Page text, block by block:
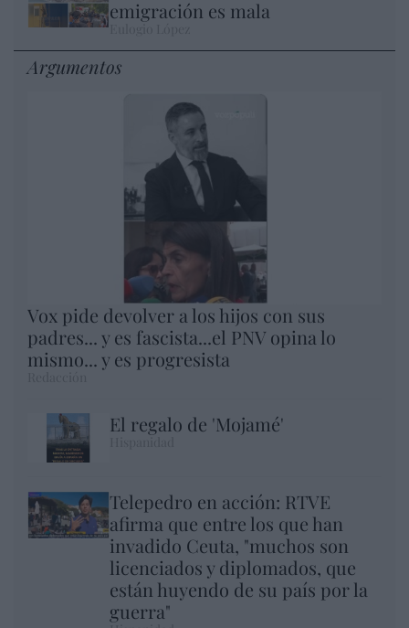
emigración es mala
Argumentos
Vox pide devolver a los hijos con sus
padres... y es fascista...el PNV opina lo
mismo... y es progresista
El regalo de 'Mojamé'
Telepedro en acción: RTVE
afirma que entre los que han
invadido Ceuta, "muchos son
licenciados y diplomados, que
están huyendo de su país por la
guerra"